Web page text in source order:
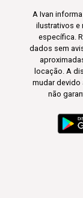
A Ivan
ilustrativos e
específica.
dados sem
locação. A
mudar devido
não